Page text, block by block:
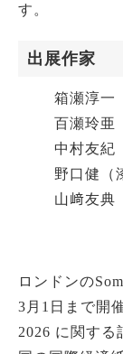
す。
出展作家
箱瀬淳一
百瀬玲亜
中村友紀
野口健（
山﨑友典
ロンドンの
3月1日まで開
2026 に関する